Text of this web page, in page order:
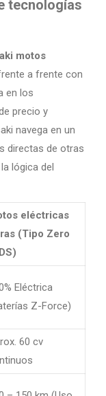
tecnologías
motos
a frente con
en los
precio y
navega en un
directas de otras
lógica del
eléctricas
(Tipo Zero
Eléctrica
Z-Force)
60 cv